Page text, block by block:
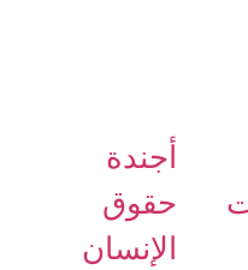
أجندة
حقوق
الإنسان